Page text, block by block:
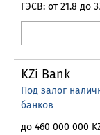
ГЭСВ: от 21.8 до
KZi Bank
Под залог
банков
до 460 000 000